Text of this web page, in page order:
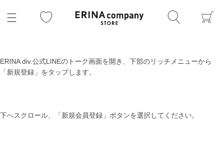
ERINA div.公式LINEのトーク画面を開き、下部のリッチメニューから
「新規登録」をタップします。
下へスクロール、「新規会員登録」ボタンを選択してください。